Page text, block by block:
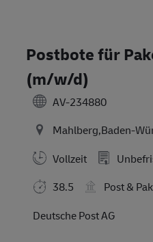
Postbote für
(m/w/d)
AV-234880
Mahlberg,Baden-
Vollzeit
38.5
Post &
Deutsche Post AG